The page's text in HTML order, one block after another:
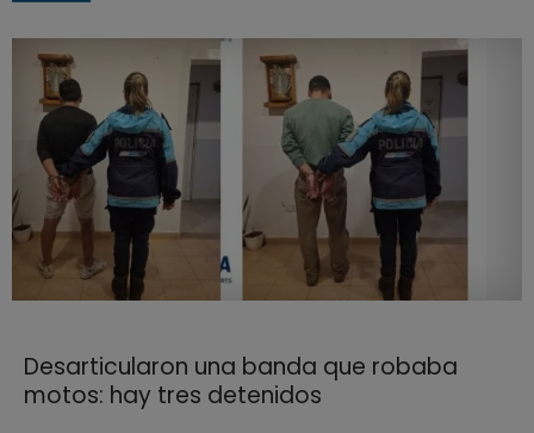
Desarticularon una banda que robaba
motos: hay tres detenidos